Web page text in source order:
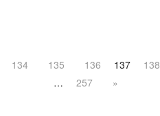
134 135 136 137 138
…
257 »